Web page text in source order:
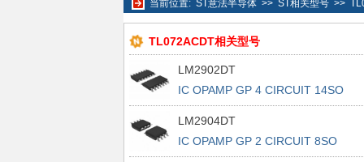
当前位置: ST意法半导体>> ST相关型号>>
TL072ACDT相关型号
LM2902DT
IC OPAMP GP 4 CIRCUIT 14SO
LM2904DT
IC OPAMP GP 2 CIRCUIT 8SO